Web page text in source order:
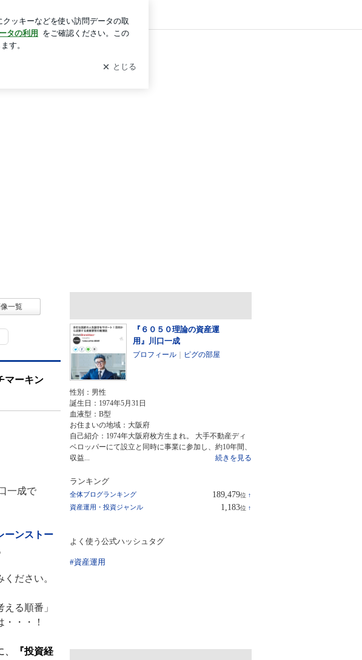
用の本当の目的は「フロー」『Ｂプランコンサルティング日誌』
一覧
マーキン
一成で
ーンストー
ださい。
る順番」
・・！
『投資経
『６０５０理論の資産運
用』川口一成
プロフィール ピグの部屋
性別： 男性
誕生日： 1974年5月31日
血液型： B型
お住まいの地域： 大阪府
自己紹介：1974年大阪府枚方生まれ。 大手不動産ディ
ベロッパーにて設立と同時に事業に参加し、約10年間、
収益...
続きを見る
ランキング
全体ブログランキング 189,479位 ↑
資産運用・投資ジャンル 1,183位 ↑
よく使う公式ハッシュタグ
#資産運用